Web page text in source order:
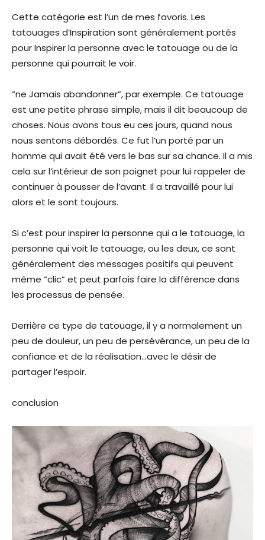
Cette catégorie est l’un de mes favoris. Les
tatouages d’Inspiration sont généralement portés
pour Inspirer la personne avec le tatouage ou de la
personne qui pourrait le voir.
“ne Jamais abandonner”, par exemple. Ce tatouage
est une petite phrase simple, mais il dit beaucoup de
choses. Nous avons tous eu ces jours, quand nous
nous sentons débordés. Ce fut l’un porté par un
homme qui avait été vers le bas sur sa chance. Il a mis
cela sur l’intérieur de son poignet pour lui rappeler de
continuer à pousser de l’avant. Il a travaillé pour lui
alors et le sont toujours.
Si c’est pour inspirer la personne qui a le tatouage, la
personne qui voit le tatouage, ou les deux, ce sont
généralement des messages positifs qui peuvent
même “clic” et peut parfois faire la différence dans
les processus de pensée.
Derrière ce type de tatouage, il y a normalement un
peu de douleur, un peu de persévérance, un peu de la
confiance et de la réalisation…avec le désir de
partager l’espoir.
conclusion